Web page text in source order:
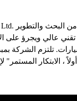
عالي ويجرؤ على
تلتزم الشركة